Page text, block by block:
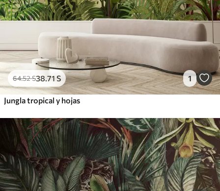
64.52S38 .71 S 1
Jungla tropical y hojas